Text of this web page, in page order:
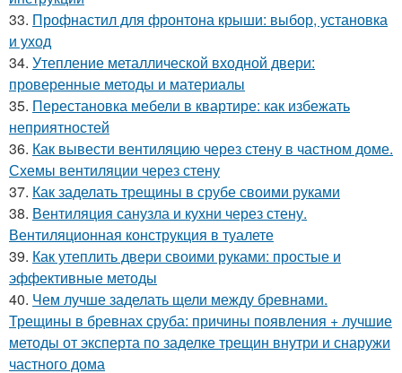
33. Профнастил для фронтона крыши: выбор, установка
и уход
34. Утепление металлической входной двери:
проверенные методы и материалы
35. Перестановка мебели в квартире: как избежать
неприятностей
36. Как вывести вентиляцию через стену в частном доме.
Схемы вентиляции через стену
37. Как заделать трещины в срубе своими руками
38. Вентиляция санузла и кухни через стену.
Вентиляционная конструкция в туалете
39. Как утеплить двери своими руками: простые и
эффективные методы
40. Чем лучше заделать щели между бревнами.
Трещины в бревнах сруба: причины появления + лучшие
методы от эксперта по заделке трещин внутри и снаружи
частного дома